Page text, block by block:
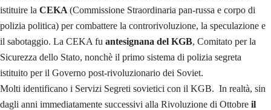
istituire la CEKA (Commissione Straordinaria pan-russa e corpo di
polizia politica) per combattere la controrivoluzione, la speculazione e
il sabotaggio. La CEKA fu antesignana del KGB, Comitato per la
Sicurezza dello Stato, nonchè il primo sistema di polizia segreta
istituito per il Governo post-rivoluzionario dei Soviet.
Molti identificano i Servizi Segreti sovietici con il KGB. In realtà, sin
dagli anni immediatamente successivi alla Rivoluzione di Ottobre il